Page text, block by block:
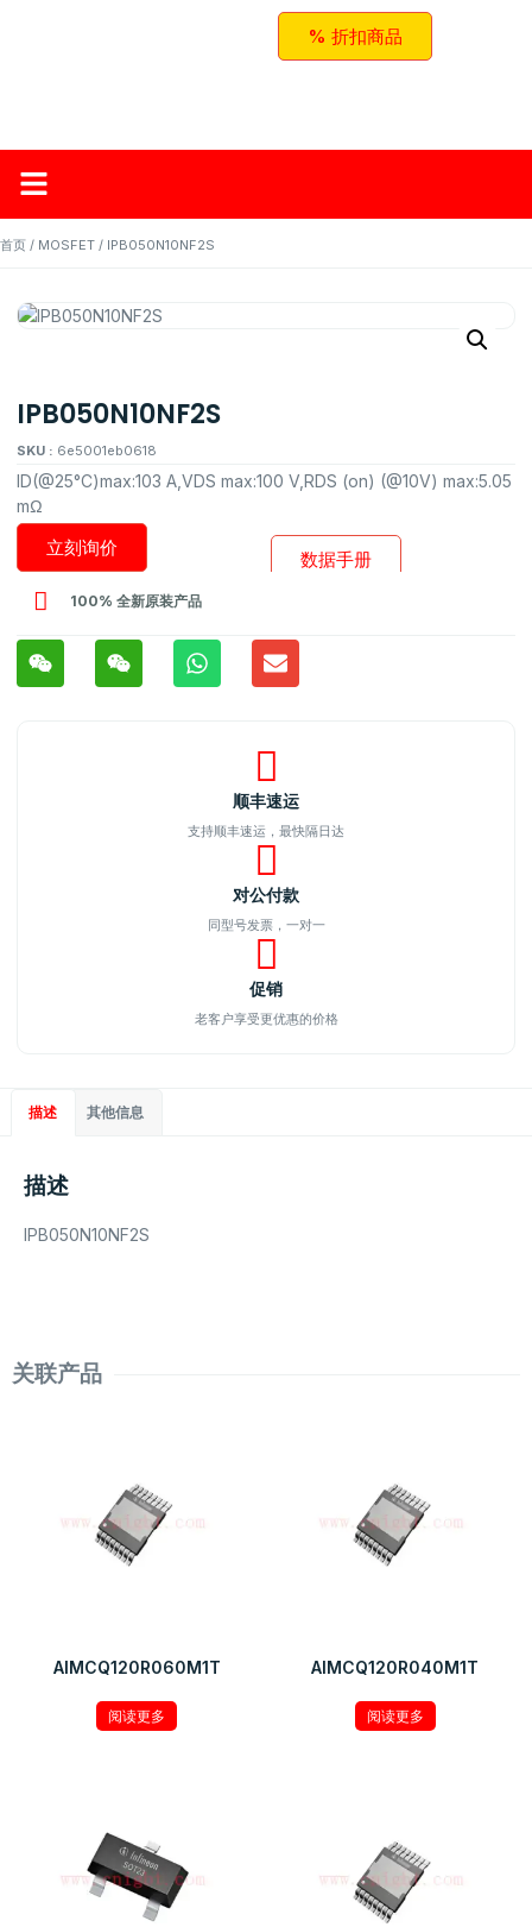
% 折扣商品
首页 / MOSFET / IPB050N10NF2S
IPB050N10NF2S
SKU : 6e5001eb0618
ID(@25°C)max:103 A,VDS max:100 V,RDS (on) (@10V) max:5.05
mΩ
数据手册
立刻询价
100% 全新原装产品
顺丰速运
支持顺丰速运，最快隔日达
对公付款
同型号发票，一对一
促销
老客户享受更优惠的价格
描述 其他信息
描述
IPB050N10NF2S
关联产品
AIMCQ120R060M1T
阅读更多
AIMCQ120R040M1T
阅读更多